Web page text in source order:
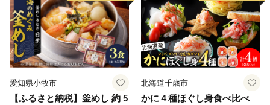
愛知県小牧市
【ふるさと納税】釜めし 約 5
北海道千歳市
かに４種ほぐし身食べ比べ